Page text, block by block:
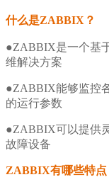
什么是ZABBIX ？
●ZABBIX是一个基
维解决方案
●ZABBIX能够监控
的运行参数
●ZABBIX可以提供
故障设备
ZABBIX有哪些特点